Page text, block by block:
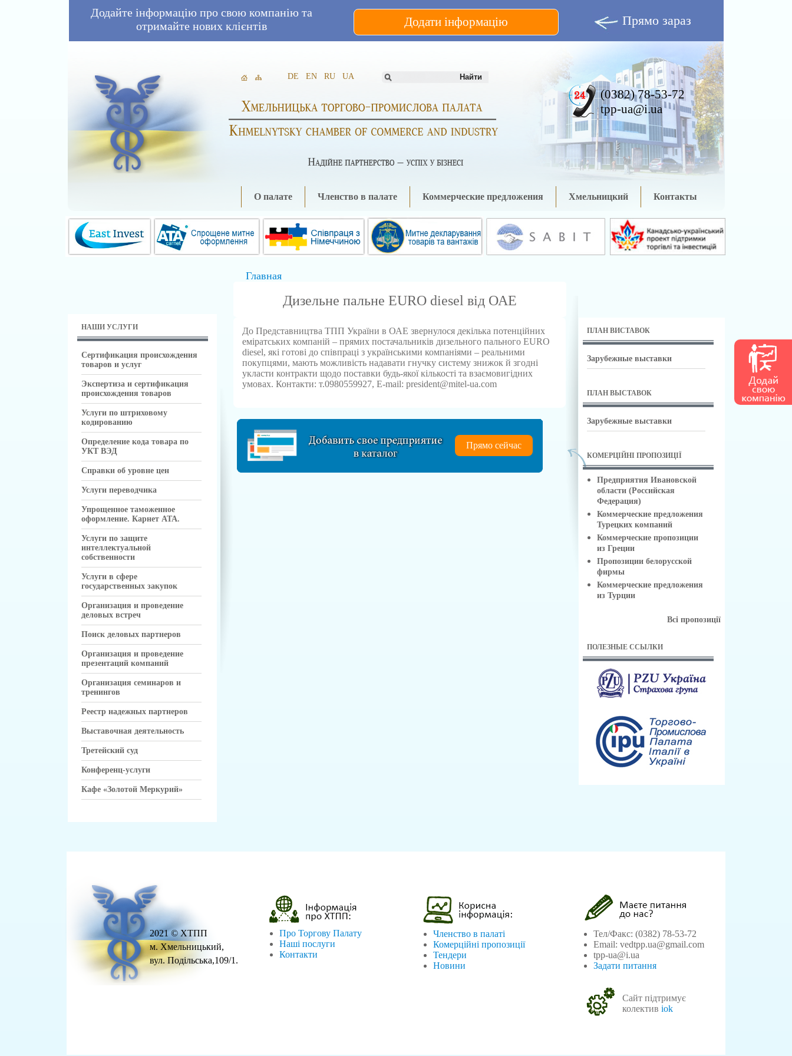
Додайте інформацію про свою компанію та
отримайте нових клієнтів
Додати інформацію Прямо зараз
DE EN RU UA
О палате Членство в палате Коммерческие предложения Хмельницкий Контакты
(0382) 78-53-72
tpp-ua@i.ua
Главная
Дизельне пальне EURO diesel від ОАЕ
До Представництва ТПП України в ОАЕ звернулося декілька потенційних
еміратських компаній – прямих постачальників дизельного пального EURO
diesel, які готові до співпраці з українськими компаніями – реальними
покупцями, мають можливість надавати гнучку систему знижок й згодні
укласти контракти щодо поставки будь-якої кількості та взаємовигідних
умовах. Контакти: т.0980559927, E-mail: president@mitel-ua.com
Прямо сейчас
НАШИ УСЛУГИ
Сертификация происхождения
товаров и услуг
Экспертиза и сертификация
происхождения товаров
Услуги по штриховому
кодированию
Определение кода товара по
УКТ ВЭД
Справки об уровне цен
Услуги переводчика
Упрощенное таможенное
оформление. Карнет АТА.
Услуги по защите
интеллектуальной
собственности
Услуги в сфере
государственных закупок
Организация и проведение
деловых встреч
Поиск деловых партнеров
Организация и проведение
презентаций компаний
Организация семинаров и
тренингов
Реестр надежных партнеров
Выставочная деятельность
Третейский суд
Конференц-услуги
Кафе «Золотой Меркурий»
ПЛАН ВИСТАВОК
Зарубежные выставки
ПЛАН ВЫСТАВОК
Зарубежные выставки
КОМЕРЦІЙНІ ПРОПОЗИЦІЇ
Предприятия Ивановской
области (Российская
Федерация)
Коммерческие предложения
Турецких компаний
Коммерческие пропозиции
из Греции
Пропозиции белорусской
фирмы
Коммерческие предложения
из Турции
Всі пропозиції
ПОЛЕЗНЫЕ ССЫЛКИ
2021 © ХТПП
м. Хмельницький,
вул. Подільська,109/1.
Про Торгову Палату
Наші послуги
Контакти
Членство в палаті
Комерційні пропозиції
Тендери
Новини
Тел/Факс: (0382) 78-53-72
Email: vedtpp.ua@gmail.com
tpp-ua@i.ua
Задати питання
Сайт підтримує
колектив iok